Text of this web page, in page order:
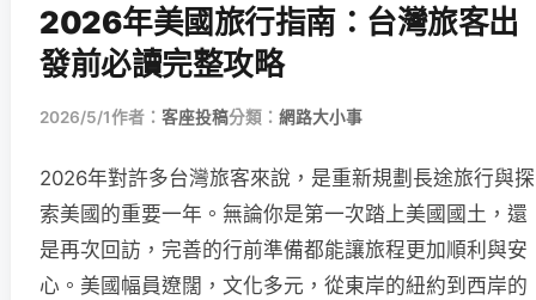
2026年美國旅行指南：台灣旅客出
發前必讀完整攻略
2026/5/1作者： 客座投稿分類： 網路大小事
2026年對許多台灣旅客來說，是重新規劃長途旅行與探
索美國的重要一年。無論你是第一次踏上美國國土，還
是再次回訪，完善的行前準備都能讓旅程更加順利與安
心。美國幅員遼闊，文化多元，從東岸的紐約到西岸的